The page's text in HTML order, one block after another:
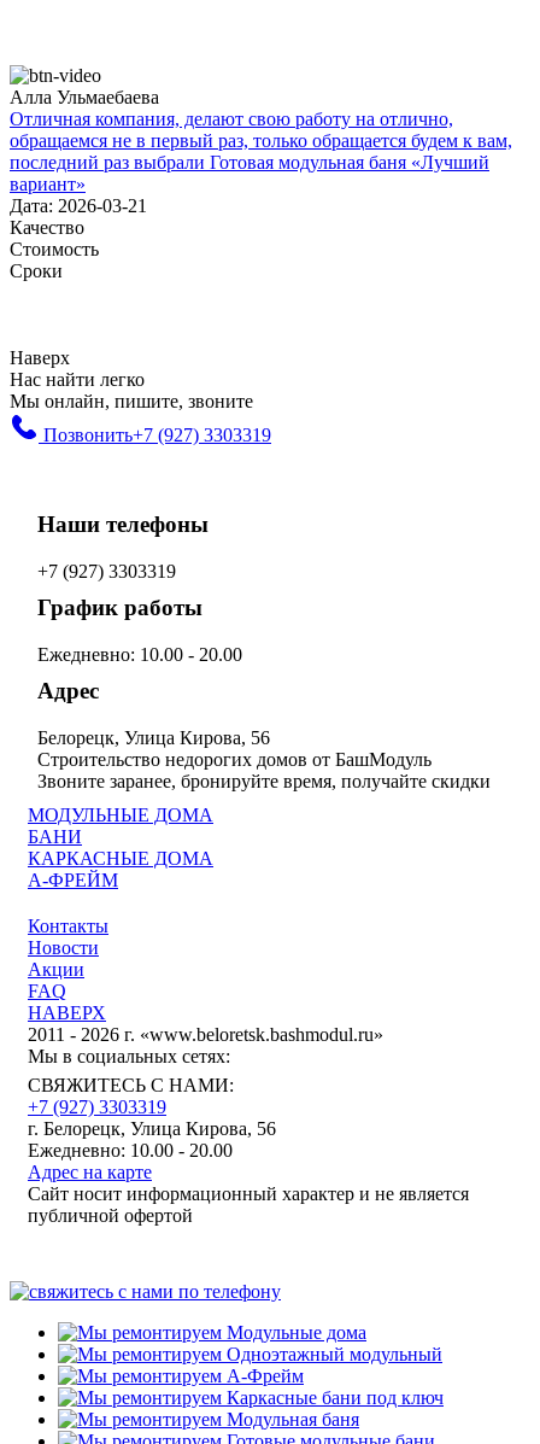
Алла Ульмаебаева
Отличная компания, делают свою работу на отлично,
обращаемся не в первый раз, только обращается будем к вам,
последний раз выбрали Готовая модульная баня «Лучший
вариант»
Дата: 2026-03-21
Качество
Стоимость
Сроки
Наверх
Нас найти легко
Мы онлайн, пишите, звоните
Позвонить+7 (927) 3303319
Наши телефоны
+7 (927) 3303319
График работы
Ежедневно: 10.00 - 20.00
Адрес
Белорецк, Улица Кирова, 56
Строительство недорогих домов от БашМодуль
Звоните заранее, бронируйте время, получайте скидки
Контакты
Новости
Акции
FAQ
НАВЕРХ
2011 - 2026 г. «www.beloretsk.bashmodul.ru»
МОДУЛЬНЫЕ ДОМА
БАНИ
КАРКАСНЫЕ ДОМА
А-ФРЕЙМ
Мы в социальных сетях:
СВЯЖИТЕСЬ С НАМИ:
+7 (927) 3303319
г. Белорецк, Улица Кирова, 56
Ежедневно: 10.00 - 20.00
Адрес на карте
Сайт носит информационный характер и не является
публичной офертой